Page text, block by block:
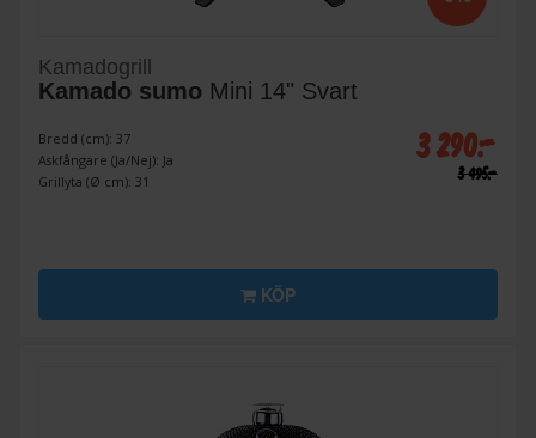
Kamadogrill
Kamado sumo Mini 14" Svart
Bredd (cm): 37
Askfångare (Ja/Nej): Ja
Grillyta (Ø cm): 31
3 290:-
3 495:-
KÖP